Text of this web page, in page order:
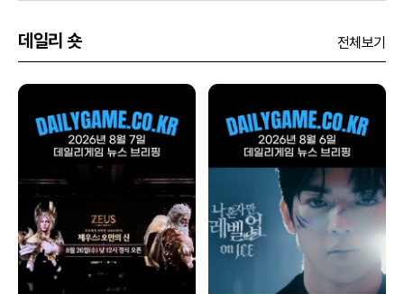
데일리 숏 전체보기